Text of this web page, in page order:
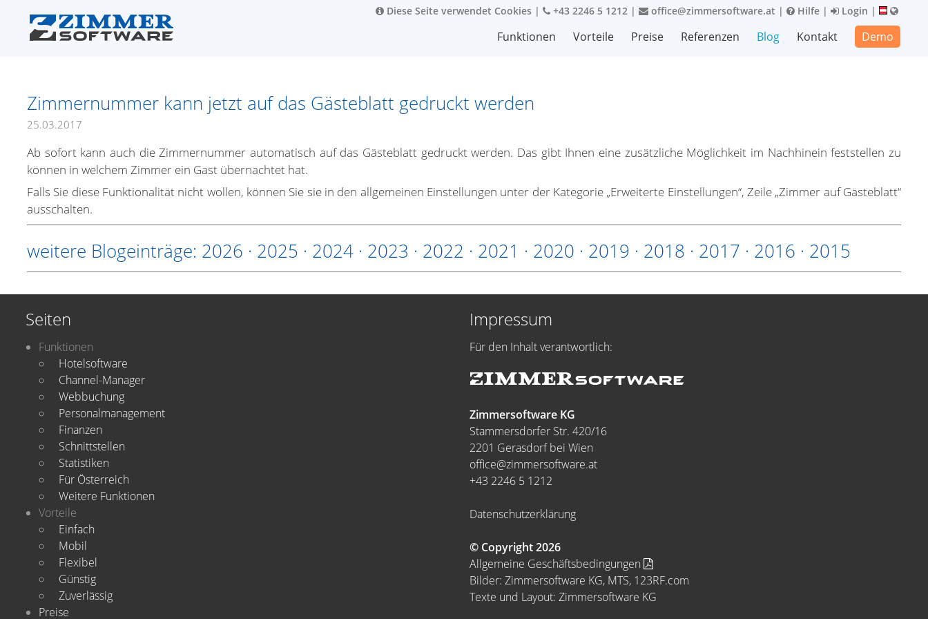
Diese Seite verwendet Cookies | +43 2246 5 1212 | office@zimmersoftware.at | Hilfe | Login |
Funktionen Vorteile Preise Referenzen Blog Kontakt Demo
Zimmernummer kann jetzt auf das Gästeblatt gedruckt werden
25.03.2017
Ab sofort kann auch die Zimmernummer automatisch auf das Gästeblatt gedruckt werden. Das gibt Ihnen eine zusätzliche Möglichkeit im Nachhinein feststellen zu
können in welchem Zimmer ein Gast übernachtet hat.
Falls Sie diese Funktionalität nicht wollen, können Sie sie in den allgemeinen Einstellungen unter der Kategorie „Erweiterte Einstellungen“, Zeile „Zimmer auf Gästeblatt“
ausschalten.
weitere Blogeinträge: 2026 · 2025 · 2024 · 2023 · 2022 · 2021 · 2020 · 2019 · 2018 · 2017 · 2016 · 2015
Seiten
Funktionen
Hotelsoftware
Channel-Manager
Webbuchung
Personalmanagement
Finanzen
Schnittstellen
Statistiken
Für Österreich
Weitere Funktionen
Vorteile
Einfach
Mobil
Flexibel
Günstig
Zuverlässig
Preise
Impressum
Für den Inhalt verantwortlich:
Zimmersoftware KG
Stammersdorfer Str. 420/16
2201 Gerasdorf bei Wien
office@zimmersoftware.at
+43 2246 5 1212
Datenschutzerklärung
© Copyright 2026
Allgemeine Geschäftsbedingungen
Bilder: Zimmersoftware KG, MTS, 123RF.com
Texte und Layout: Zimmersoftware KG